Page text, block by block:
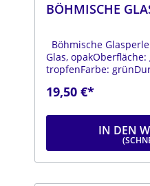
BÖHMISCHE
Böhmische
Glas,
tropfenFarbe:
19,50 €*
IN DEN